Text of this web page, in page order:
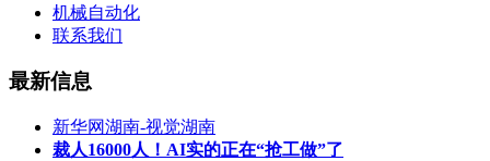
机械自动化
联系我们
最新信息
新华网湖南-视觉湖南
裁人16000人！AI实的正在“抢工做”了